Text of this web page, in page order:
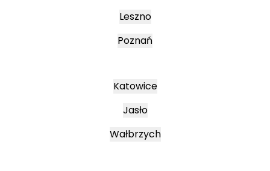
Leszno
Poznań
Katowice
Jasło
Wałbrzych